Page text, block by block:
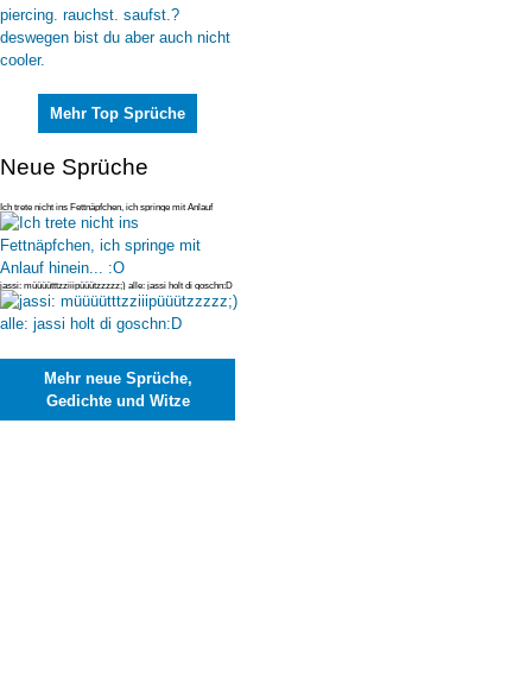
Mehr Top Sprüche
Neue Sprüche
Ich trete nicht ins Fettnäpfchen, ich springe mit Anlauf
hinein... :O
jassi: müüüütttzziiipüüützzzzz;) alle: jassi holt di goschn:D
Mehr neue Sprüche,
Gedichte und Witze